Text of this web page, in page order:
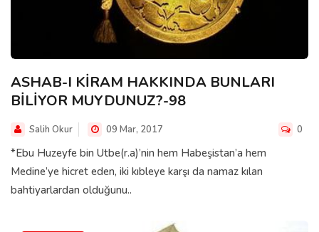
ASHAB-I KİRAM HAKKINDA BUNLARI
BİLİYOR MUYDUNUZ?-98
Salih Okur 09 Mar, 2017 0
*Ebu Huzeyfe bin Utbe(r.a)’nin hem Habeşistan’a hem
Medine’ye hicret eden, iki kıbleye karşı da namaz kılan
bahtiyarlardan olduğunu..